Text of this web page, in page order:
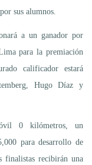
sus alumnos.
a un ganador por
para la premiación
calificador estará
Hugo Díaz y
0 kilómetros, un
para desarrollo de
finalistas recibirán una